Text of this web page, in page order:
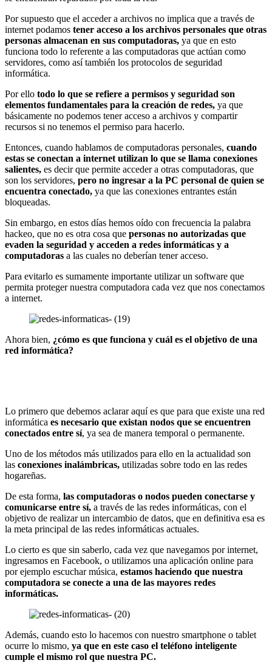
Por supuesto que el acceder a archivos no implica que a través de
internet podamos tener acceso a los archivos personales que otras
personas almacenan en sus computadoras, ya que en esto
funciona todo lo referente a las computadoras que actúan como
servidores, como así también los protocolos de seguridad
informática.
Por ello todo lo que se refiere a permisos y seguridad son
elementos fundamentales para la creación de redes, ya que
básicamente no podemos tener acceso a archivos y compartir
recursos si no tenemos el permiso para hacerlo.
Entonces, cuando hablamos de computadoras personales, cuando
estas se conectan a internet utilizan lo que se llama conexiones
salientes, es decir que permite acceder a otras computadoras, que
son los servidores, pero no ingresar a la PC personal de quien se
encuentra conectado, ya que las conexiones entrantes están
bloqueadas.
Sin embargo, en estos días hemos oído con frecuencia la palabra
hackeo, que no es otra cosa que personas no autorizadas que
evaden la seguridad y acceden a redes informáticas y a
computadoras a las cuales no deberían tener acceso.
Para evitarlo es sumamente importante utilizar un software que
permita proteger nuestra computadora cada vez que nos conectamos
a internet.
Ahora bien, ¿cómo es que funciona y cuál es el objetivo de una
red informática?
Lo primero que debemos aclarar aquí es que para que existe una red
informática es necesario que existan nodos que se encuentren
conectados entre sí, ya sea de manera temporal o permanente.
Uno de los métodos más utilizados para ello en la actualidad son
las conexiones inalámbricas, utilizadas sobre todo en las redes
hogareñas.
De esta forma, las computadoras o nodos pueden conectarse y
comunicarse entre sí, a través de las redes informáticas, con el
objetivo de realizar un intercambio de datos, que en definitiva esa es
la meta principal de las redes informáticas actuales.
Lo cierto es que sin saberlo, cada vez que navegamos por internet,
ingresamos en Facebook, o utilizamos una aplicación online para
por ejemplo escuchar música, estamos haciendo que nuestra
computadora se conecte a una de las mayores redes
informáticas.
Además, cuando esto lo hacemos con nuestro smartphone o tablet
ocurre lo mismo, ya que en este caso el teléfono inteligente
cumple el mismo rol que nuestra PC.